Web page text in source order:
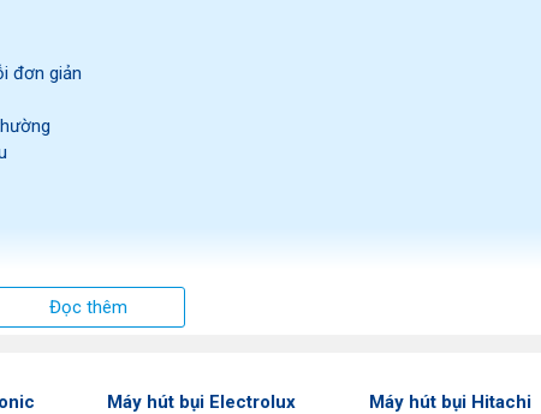
đơn giản
năm 1919. Khởi đầu bằng việc sản xuất và kinh doanh máy hút
Đọc thêm
Máy hút bụi Electrolux Máy hút bụi Hitachi